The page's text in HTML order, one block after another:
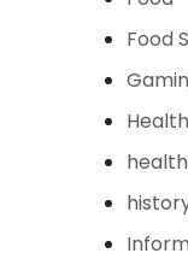
Food
Health